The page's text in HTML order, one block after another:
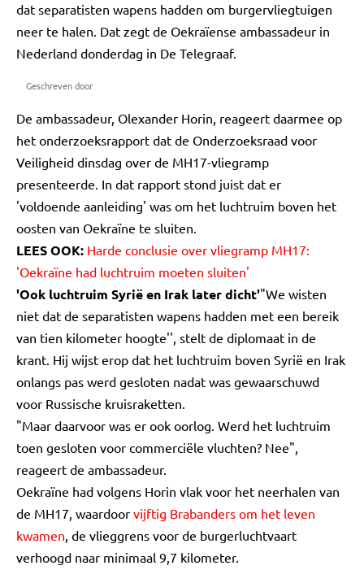
dat separatisten wapens hadden om burgervliegtuigen
neer te halen. Dat zegt de Oekraïense ambassadeur in
Nederland donderdag in De Telegraaf.
Geschreven door
De ambassadeur, Olexander Horin, reageert daarmee op
het onderzoeksrapport dat de Onderzoeksraad voor
Veiligheid dinsdag over de MH17-vliegramp
presenteerde. In dat rapport stond juist dat er
'voldoende aanleiding' was om het luchtruim boven het
oosten van Oekraïne te sluiten.
LEES OOK: Harde conclusie over vliegramp MH17:
'Oekraïne had luchtruim moeten sluiten'
'Ook luchtruim Syrië en Irak later dicht'"We wisten
niet dat de separatisten wapens hadden met een bereik
van tien kilometer hoogte'', stelt de diplomaat in de
krant. Hij wijst erop dat het luchtruim boven Syrië en Irak
onlangs pas werd gesloten nadat was gewaarschuwd
voor Russische kruisraketten.
"Maar daarvoor was er ook oorlog. Werd het luchtruim
toen gesloten voor commerciële vluchten? Nee",
reageert de ambassadeur.
Oekraïne had volgens Horin vlak voor het neerhalen van
de MH17, waardoor vijftig Brabanders om het leven
kwamen, de vlieggrens voor de burgerluchtvaart
verhoogd naar minimaal 9,7 kilometer.